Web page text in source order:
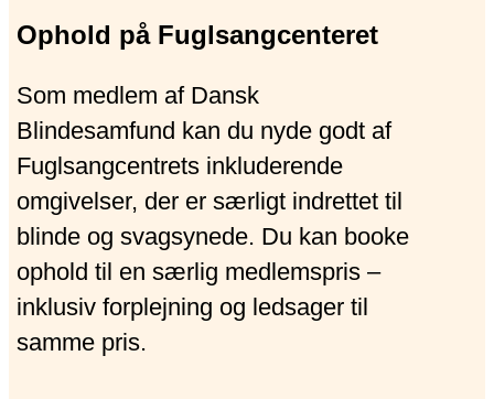
Ophold på Fuglsangcenteret
Som medlem af Dansk
Blindesamfund kan du nyde godt af
Fuglsangcentrets inkluderende
omgivelser, der er særligt indrettet til
blinde og svagsynede. Du kan booke
ophold til en særlig medlemspris –
inklusiv forplejning og ledsager til
samme pris.